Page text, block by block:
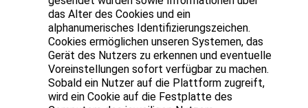
das Alter des Cookies und ein
alphanumerisches Identifizierungszeichen.
Cookies ermöglichen unseren Systemen, das
Gerät des Nutzers zu erkennen und eventuelle
Voreinstellungen sofort verfügbar zu machen.
Sobald ein Nutzer auf die Plattform zugreift,
wird ein Cookie auf die Festplatte des